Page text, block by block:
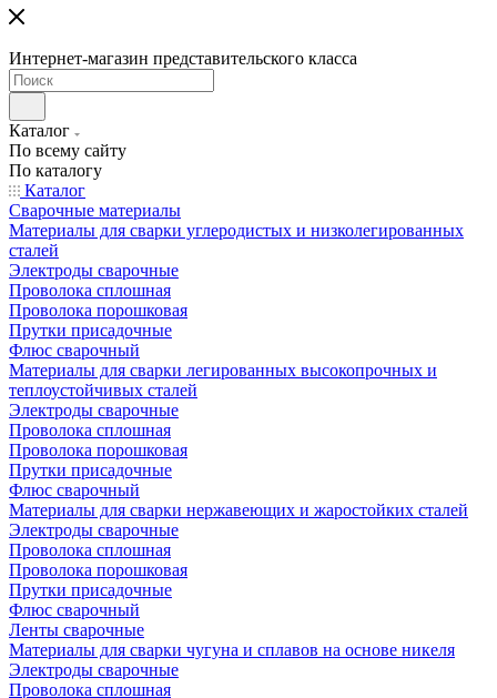
Интернет-магазин представительского класса
Каталог
По всему сайту
По каталогу
Каталог
Сварочные материалы
Материалы для сварки углеродистых и низколегированных
сталей
Электроды сварочные
Проволока сплошная
Проволока порошковая
Прутки присадочные
Флюс сварочный
Материалы для сварки легированных высокопрочных и
теплоустойчивых сталей
Электроды сварочные
Проволока сплошная
Проволока порошковая
Прутки присадочные
Флюс сварочный
Материалы для сварки нержавеющих и жаростойких сталей
Электроды сварочные
Проволока сплошная
Проволока порошковая
Прутки присадочные
Флюс сварочный
Ленты сварочные
Материалы для сварки чугуна и сплавов на основе никеля
Электроды сварочные
Проволока сплошная